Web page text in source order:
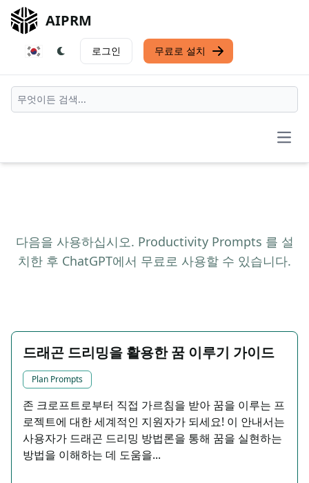
AIPRM
로그인 무료로 설치
다음을 사용하십시오. Productivity Prompts 를 설
치한 후 ChatGPT에서 무료로 사용할 수 있습니다.
드래곤 드리밍을 활용한 꿈 이루기 가이드
Plan Prompts
존 크로프트로부터 직접 가르침을 받아 꿈을 이루는 프
로젝트에 대한 세계적인 지원자가 되세요! 이 안내서는
사용자가 드래곤 드리밍 방법론을 통해 꿈을 실현하는
방법을 이해하는 데 도움을...